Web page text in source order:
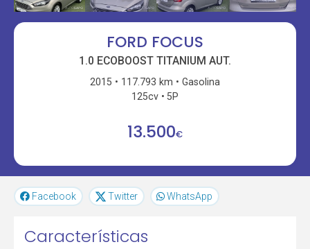
FORD FOCUS
1.0 ECOBOOST TITANIUM AUT.
2015 117.793 km
Gasolina
125cv
5P
13.500€
Facebook Twitter WhatsApp
Características